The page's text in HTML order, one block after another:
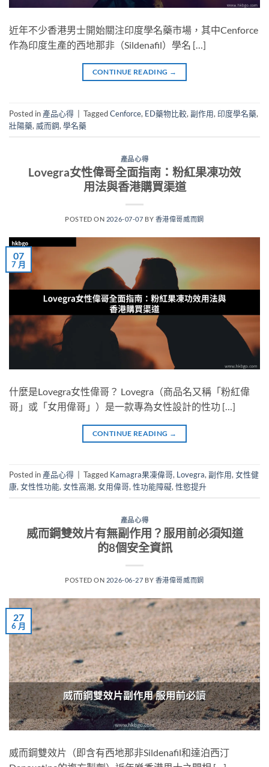
近年不少香港男士開始關注印度學名藥市場，其中Cenforce
作為印度生產的西地那非（Sildenafil）學名 […]
CONTINUE READING →
Posted in 產品心得 TaggedCenforce, ED藥物比較, 副作用, 印度學名藥,
壯陽藥, 威而鋼, 學名藥
產品心得
Lovegra女性偉哥全面指南：粉紅果凍功效
用法與香港購買渠道
POSTED ON 2026-07-07 BY 香港偉哥威而鋼
07
7 月
什麼是Lovegra女性偉哥？ Lovegra（商品名又稱「粉紅偉
哥」或「女用偉哥」）是一款專為女性設計的性功 […]
CONTINUE READING →
Posted in 產品心得 Tagged Kamagra果凍偉哥, Lovegra, 副作用, 女性健
康, 女性性功能, 女性高潮, 女用偉哥, 性功能障礙, 性慾提升
產品心得
威而鋼雙效片有無副作用？服用前必須知道
的8個安全資訊
POSTED ON 2026-06-27 BY 香港偉哥威而鋼
27
6 月
威而鋼雙效片（即含有西地那非Sildenafil和達泊西汀